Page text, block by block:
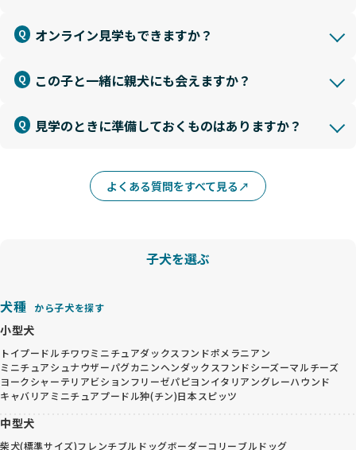
オンライン見学もできますか？
この子と一緒に親犬にも会えますか？
見学のときに準備しておくものはありますか？
よくある質問をすべて見る
子犬を選ぶ
犬種 から子犬を探す
小型犬
トイプードルチワワミニチュアダックスフンドポメラニアン
ミニチュアシュナウザーパグカニンヘンダックスフンドシーズーマルチーズ
ヨークシャーテリアビションフリーゼパピヨンイタリアングレーハウンド
キャバリア ミニチュアプードル狆(チン)日本スピッツ
中型犬
柴犬(標準サイズ)フレンチブルドッグボーダーコリーブルドッグ